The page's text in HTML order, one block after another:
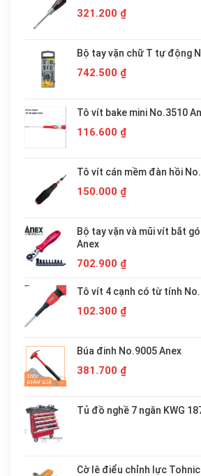
321.200 ₫
Bộ tay vặn chữ T tự động
742.500 ₫
Tô vít bake mini No.3510
116.600 ₫
Tô vít cán mềm đàn hồi
150.000 ₫
Bộ tay vặn và mũi vít bắt
Anex
702.900 ₫
Tô vít 4 cạnh có từ tính
102.300 ₫
Búa đinh No.9005 Anex
381.700 ₫
Tủ đồ nghề 7 ngăn KWG
Cờ lê điểu chỉnh lực